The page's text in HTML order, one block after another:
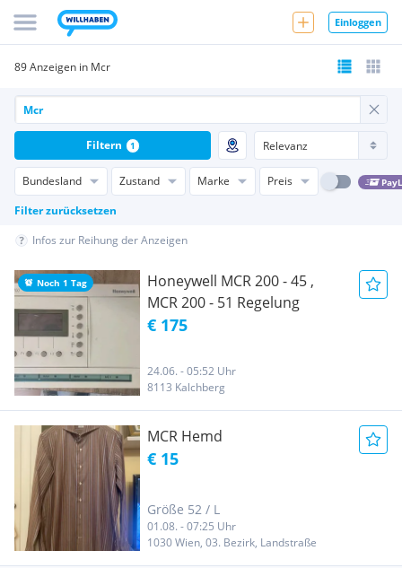
Einloggen
89 Anzeigen in Mcr
Bundesland Zustand Marke Preis
Filter zurücksetzen
Filtern 1
Infos zur Reihung der Anzeigen
Noch 1 Tag
Honeywell MCR 200 - 45 ,
MCR 200 - 51 Regelung
€ 175
24.06. - 05:52 Uhr
8113 Kalchberg
MCR Hemd
€ 15
Größe 52 / L
01.08. - 07:25 Uhr
1030 Wien, 03. Bezirk, Landstraße